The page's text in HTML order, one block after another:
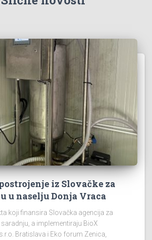
iz Slovačke za
u naselju Donja Vraca
koji finansira Slovačka agencija za
a implementiraju BioX
Bratislava i Eko forum Zenica,